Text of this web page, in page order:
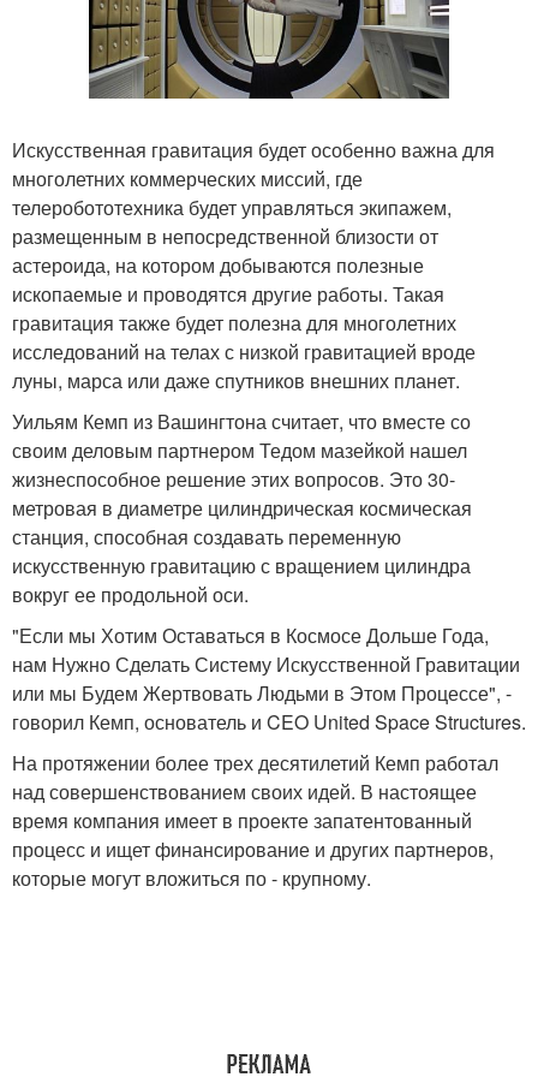
Искусственная гравитация будет особенно важна для
многолетних коммерческих миссий, где
телеробототехника будет управляться экипажем,
размещенным в непосредственной близости от
астероида, на котором добываются полезные
ископаемые и проводятся другие работы. Такая
гравитация также будет полезна для многолетних
исследований на телах с низкой гравитацией вроде
луны, марса или даже спутников внешних планет.
Уильям Кемп из Вашингтона считает, что вместе со
своим деловым партнером Тедом мазейкой нашел
жизнеспособное решение этих вопросов. Это 30-
метровая в диаметре цилиндрическая космическая
станция, способная создавать переменную
искусственную гравитацию с вращением цилиндра
вокруг ее продольной оси.
"Если мы Хотим Оставаться в Космосе Дольше Года,
нам Нужно Сделать Систему Искусственной Гравитации
или мы Будем Жертвовать Людьми в Этом Процессе", -
говорил Кемп, основатель и CEO United Space Structures.
На протяжении более трех десятилетий Кемп работал
над совершенствованием своих идей. В настоящее
время компания имеет в проекте запатентованный
процесс и ищет финансирование и других партнеров,
которые могут вложиться по - крупному.